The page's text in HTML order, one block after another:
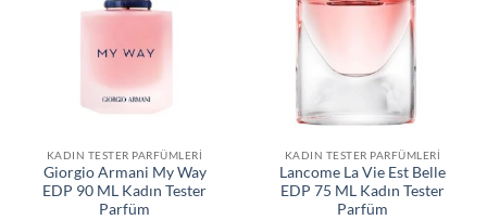
KADIN TESTER PARFÜMLERI
Giorgio Armani My Way
EDP 90 ML Kadın Tester
Parfüm
KADIN TESTER PARFÜMLERI
Lancome La Vie Est Belle
EDP 75 ML Kadın Tester
Parfüm